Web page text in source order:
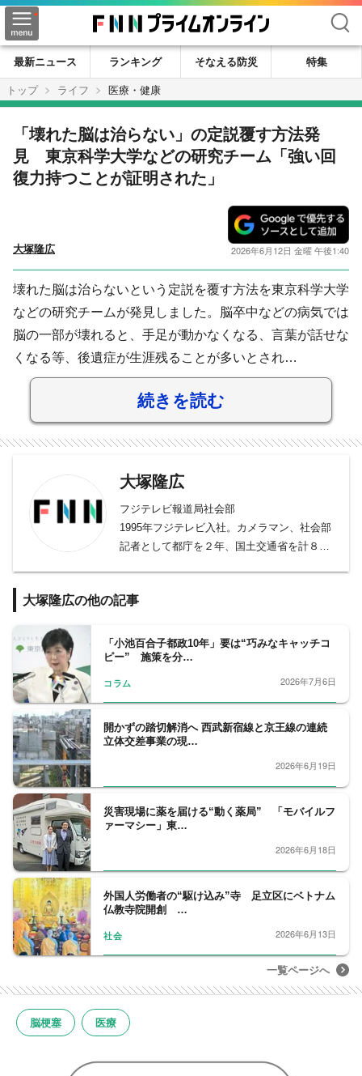
検索
最新ニュース ランキング そなえる防災
特集
トップ
ライフ 医療・健康
「壊れた脳は治らない」の定説覆す方法発
見 東京科学大学などの研究チーム「強い回
復力持つことが証明された」
大塚隆広 2026年6月12日 金曜 午後1:40
壊れた脳は治らないという定説を覆す方法を東京科学大学
などの研究チームが発見しました。脳卒中などの病気では
脳の一部が壊れると、手足が動かなくなる、言葉が話せな
くなる等、後遺症が生涯残ることが多いとされ…
続きを読む
大塚隆広
フジテレビ報道局社会部
1995年フジテレビ入社。カメラマン、社会部
記者として都庁を２年、国土交通省を計８年
ドキュメントシリーズ『環境クライシス』を
「環境クライシス〜沈みゆく大陸の環境難
民〜」は同年のCOP23（ドイツ・ボン）で上
映。2022年には「第64次 南極地域観測隊」
大塚隆広の他の記事
「小池百合子都政10年」要は“巧みなキャッチコ
ピー” 施策を分…
コラム 2026年7月6日
開かずの踏切解消へ 西武新宿線と京王線の連続
立体交差事業の現…
2026年6月19日
災害現場に薬を届ける“動く薬局” 「モバイルフ
ァーマシー」東…
2026年6月18日
外国人労働者の“駆け込み”寺 足立区にベトナム
仏教寺院開創 …
社会 2026年6月13日
一覧ページへ
脳梗塞 医療